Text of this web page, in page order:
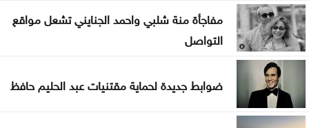
مفاجأة منة شلبي واحمد الجنايني تشعل مواقع
التواصل
ضوابط جديدة لحماية مقتنيات عبد الحليم حافظ